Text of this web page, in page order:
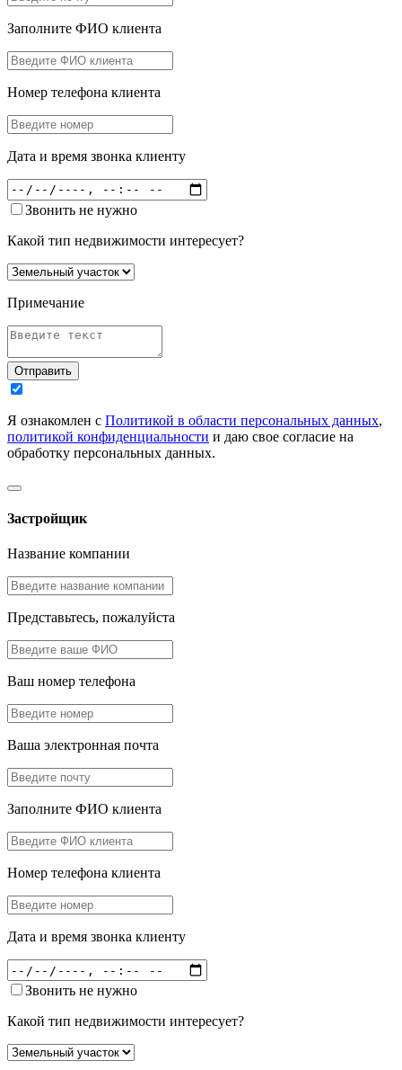
Заполните ФИО клиента
Номер телефона клиента
Дата и время звонка клиенту
Звонить не нужно
Какой тип недвижимости интересует?
Примечание
Отправить
Я ознакомлен с Политикой в области персональных данных,
политикой конфиденциальности и даю свое согласие на
обработку персональных данных.
Застройщик
Название компании
Представьтесь, пожалуйста
Ваш номер телефона
Ваша электронная почта
Заполните ФИО клиента
Номер телефона клиента
Дата и время звонка клиенту
Звонить не нужно
Какой тип недвижимости интересует?